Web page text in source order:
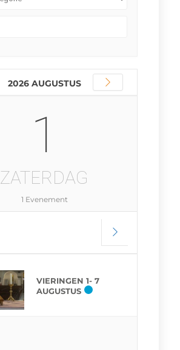
2026 AUGUSTUS
1
ZATERDAG
1 Evenement
VIERINGEN 1- 7
AUGUSTUS